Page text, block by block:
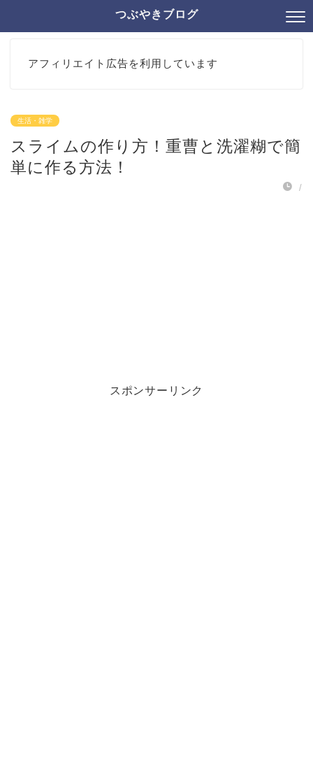
つぶやきブログ
アフィリエイト広告を利用しています
生活・雑学
スライムの作り方！重曹と洗濯糊で簡
単に作る方法！
/
スポンサーリンク